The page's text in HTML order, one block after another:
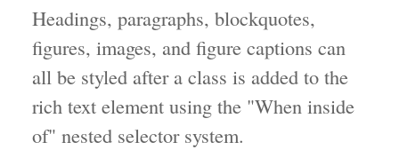
Headings, paragraphs, blockquotes,
figures, images, and figure captions can
all be styled after a class is added to the
rich text element using the "When inside
of" nested selector system.